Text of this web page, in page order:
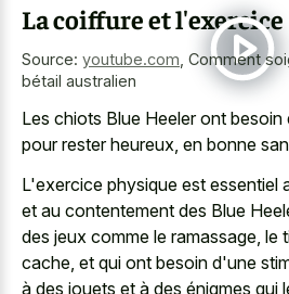
La coiffure et l'exercice
Source: youtube.com Comment
bétail australien
Les chiots Blue Heeler ont
pour rester heureux, en bonne
L'exercice physique est essentiel
et au contentement des Blue
des jeux comme le ramassage, le
cache, et qui ont besoin d'une
à des jouets et à des énigmes qui